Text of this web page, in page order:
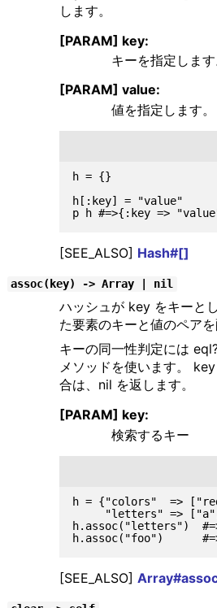
します。
[PARAM] key:
キーを指定します
[PARAM] value:
値を指定します。
h = {}
h[:key] = "value"
[SEE_ALSO] Hash#[]
assoc(key) -> Array | nil
ハッシュが key をキーと
た要素のキーと値のペアを
キーの同一性判定には
メソッドを使います。
合は、nil を返します。
[PARAM] key:
検索するキー
h = {"colors"  =>
"letters" =>
h.assoc("letters")
[SEE_ALSO]